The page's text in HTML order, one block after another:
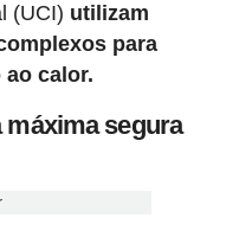
(UCI) utilizam
para
calor.
máxima segura